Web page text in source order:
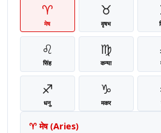
♈
मेष
♉
वृषभ
♌
सिंह
♍
कन्या
♐
धनु
♑
मकर
♈ मेष(Aries)